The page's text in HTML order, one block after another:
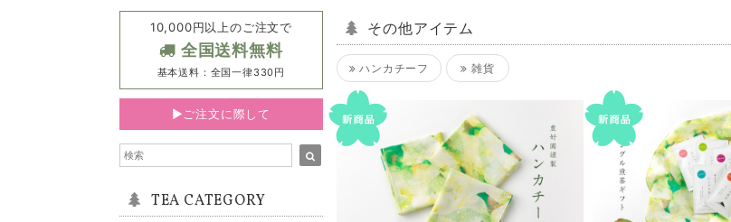
10,000円以上のご注文で
全国送料無料
基本送料：全国一律330円
▶ご注文に際して
TEA CATEGORY
その他アイテム
ハンカチーフ 雑貨